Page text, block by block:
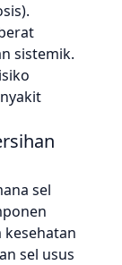
sistemik.
sel
sel usus